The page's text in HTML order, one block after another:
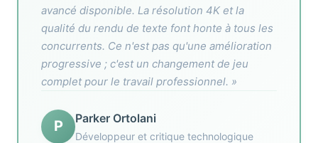
avancé disponible. La résolution 4K et la
qualité du rendu de texte font honte à tous les
concurrents. Ce n'est pas qu'une amélioration
progressive ; c'est un changement de jeu
complet pour le travail professionnel. »
P Parker Ortolani
Développeur et critique technologique